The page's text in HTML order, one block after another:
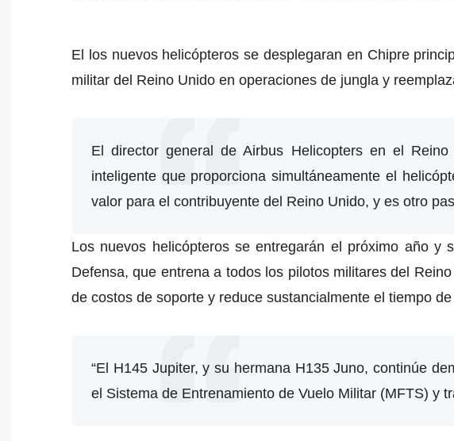
El los nuevos helicópteros se desplegaran en Chipre
militar del Reino Unido en operaciones de jungla y
El director general de Airbus Helicopters en el
inteligente que proporciona simultáneamente el
valor para el contribuyente del Reino Unido, y es otro
Los nuevos helicópteros se entregarán el próximo año
Defensa, que entrena a todos los pilotos militares del
de costos de soporte y reduce sustancialmente el tiempo
“El H145 Jupiter, y su hermana H135 Juno, continúe
el Sistema de Entrenamiento de Vuelo Militar (MFTS) y